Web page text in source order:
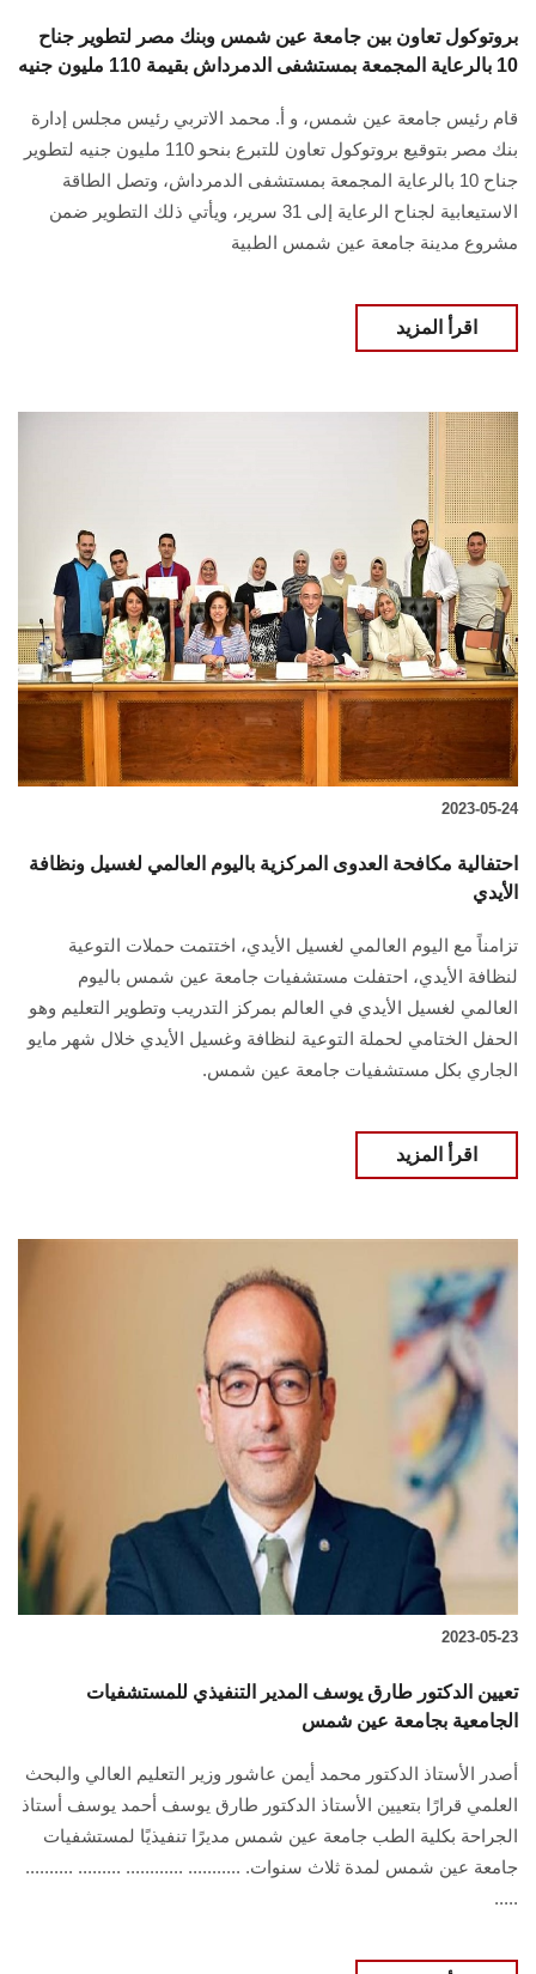
الخريجين
الزائـرون
سجل الان
بروتوكول تعاون بين جامعة عين شمس وبنك مصر لتطوير جناح
10 بالرعاية المجمعة بمستشفى الدمرداش بقيمة 110 مليون جنيه
قام رئيس جامعة عين شمس، و أ. محمد الاتربي رئيس مجلس إدارة
بنك مصر بتوقيع بروتوكول تعاون للتبرع بنحو 110 مليون جنيه لتطوير
جناح 10 بالرعاية المجمعة بمستشفى الدمرداش، وتصل الطاقة
الاستيعابية لجناح الرعاية إلى 31 سرير، ويأتي ذلك التطوير ضمن
مشروع مدينة جامعة عين شمس الطبية
اقرأ المزيد
2023-05-24
احتفالية مكافحة العدوى المركزية باليوم العالمي لغسيل ونظافة
الأيدي
تزامناً مع اليوم العالمي لغسيل الأيدي، اختتمت حملات التوعية
لنظافة الأيدي، احتفلت مستشفيات جامعة عين شمس باليوم
العالمي لغسيل الأيدي في العالم بمركز التدريب وتطوير التعليم وهو
الحفل الختامي لحملة التوعية لنظافة وغسيل الأيدي خلال شهر مايو
الجاري بكل مستشفيات جامعة عين شمس.
اقرأ المزيد
2023-05-23
تعيين الدكتور طارق يوسف المدير التنفيذي للمستشفيات
الجامعية بجامعة عين شمس
أصدر الأستاذ الدكتور محمد أيمن عاشور وزير التعليم العالي والبحث
العلمي قرارًا بتعيين الأستاذ الدكتور طارق يوسف أحمد يوسف أستاذ
الجراحة بكلية الطب جامعة عين شمس مديرًا تنفيذيًا لمستشفيات
جامعة عين شمس لمدة ثلاث سنوات. ........... ............ ......... ..........
.....